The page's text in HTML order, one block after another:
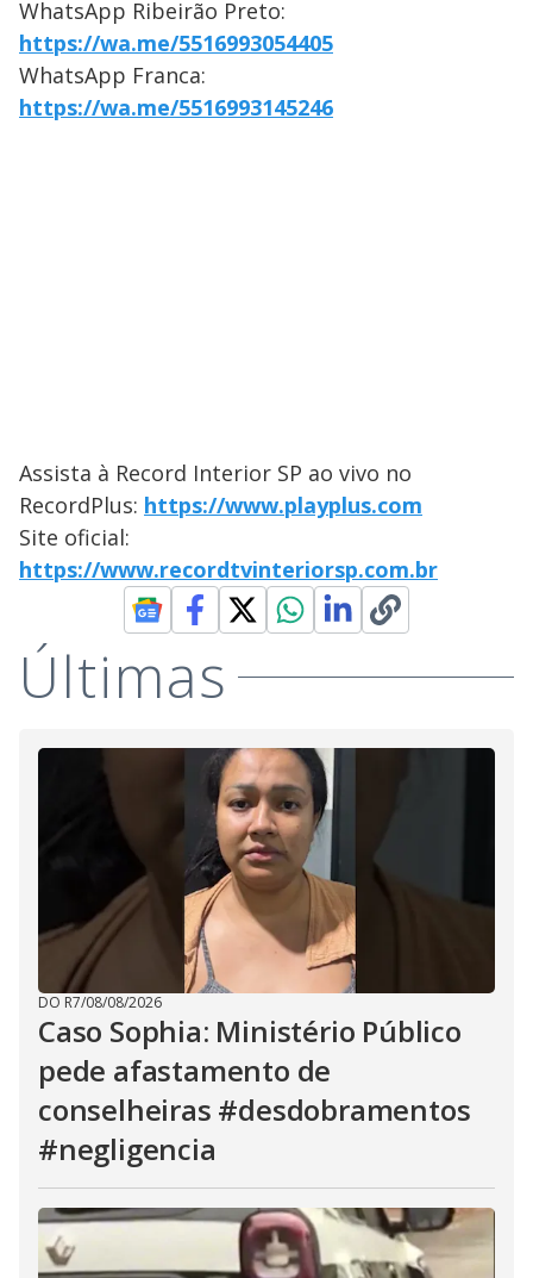
WhatsApp Ribeirão Preto:
https://wa.me/5516993054405
WhatsApp Franca:
https://wa.me/5516993145246
Assista à Record Interior SP ao vivo no
RecordPlus: https://www.playplus.com
Site oficial:
https://www.recordtvinteriorsp.com.br
Últimas
DO R7/08/08/2026
Caso Sophia: Ministério Público
pede afastamento de
conselheiras #desdobramentos
#negligencia